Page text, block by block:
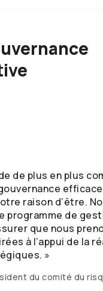
de plus en plus
raison d’être.
programme de
que nous
à l’appui de la
»
du comité du